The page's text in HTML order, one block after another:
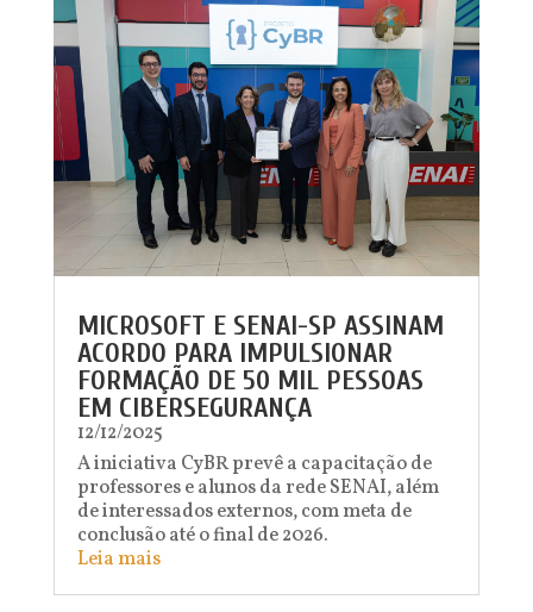
MICROSOFT E SENAI-SP ASSINAM
ACORDO PARA IMPULSIONAR
FORMAÇÃO DE 50 MIL PESSOAS
EM CIBERSEGURANÇA
12/12/2025
A iniciativa CyBR prevê a capacitação de
professores e alunos da rede SENAI, além
de interessados externos, com meta de
conclusão até o final de 2026.
Leia mais